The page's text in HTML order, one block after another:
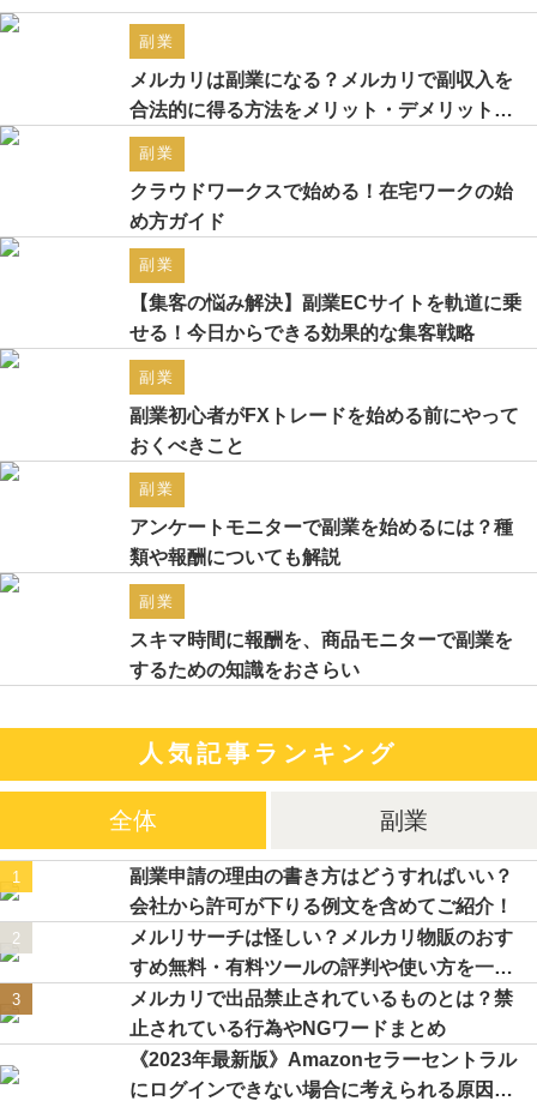
副業
メルカリは副業になる？メルカリで副収入を
合法的に得る方法をメリット・デメリットと
合わせてご紹介
副業
クラウドワークスで始める！在宅ワークの始
め方ガイド
副業
【集客の悩み解決】副業ECサイトを軌道に乗
せる！今日からできる効果的な集客戦略
副業
副業初心者がFXトレードを始める前にやって
おくべきこと
副業
アンケートモニターで副業を始めるには？種
類や報酬についても解説
副業
スキマ時間に報酬を、商品モニターで副業を
するための知識をおさらい
人気記事ランキング
全体 副業
1
副業申請の理由の書き方はどうすればいい？
会社から許可が下りる例文を含めてご紹介！
2
メルリサーチは怪しい？メルカリ物販のおす
すめ無料・有料ツールの評判や使い方を一挙
にご紹介！
3
メルカリで出品禁止されているものとは？禁
止されている行為やNGワードまとめ
《2023年最新版》Amazonセラーセントラル
にログインできない場合に考えられる原因と